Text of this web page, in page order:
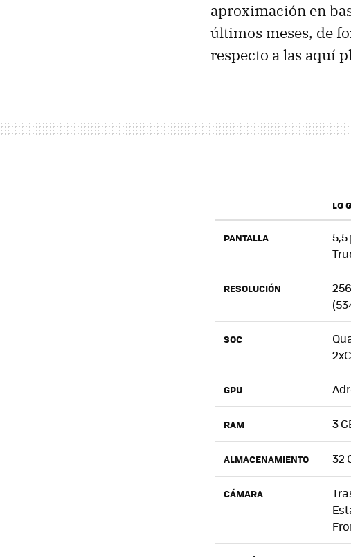
aproximación en
últimos meses, de
respecto a las aquí
LG
PANTALLA
RESOLUCIÓN
SOC
GPU
RAM 3
ALMACENAMIENTO 32
CÁMARA